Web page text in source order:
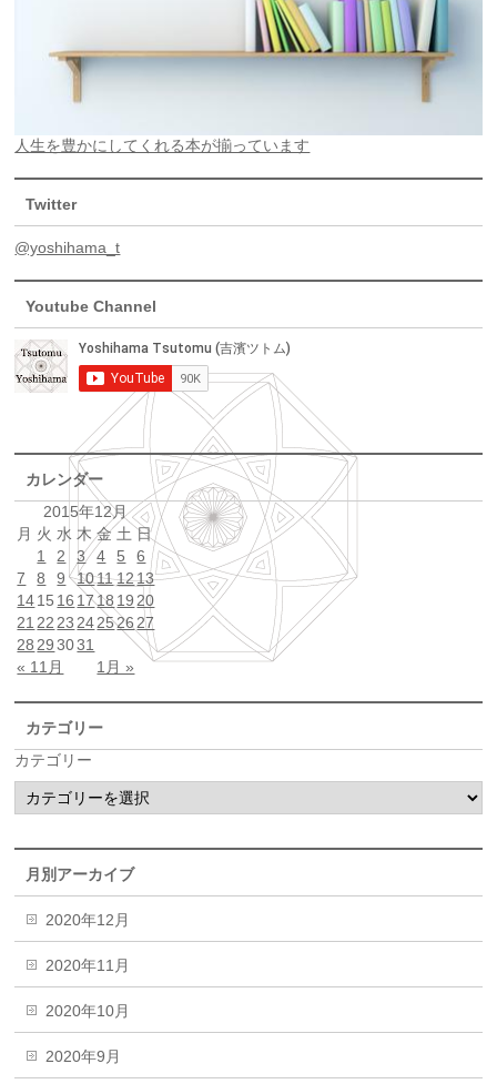
人生を豊かにしてくれる本が揃っています
Twitter
@yoshihama_t
Youtube Channel
カレンダー
2015年12月
月 火 水 木 金 土 日
« 11月 1月 »
1 2 3 4 5
6
7
8 9 10111213
1415 16 1718 19 20
21 22 23 242526 27
28 29 3031
カテゴリー
カテゴリー
月別アーカイブ
2020年12月
2020年11月
2020年10月
2020年9月